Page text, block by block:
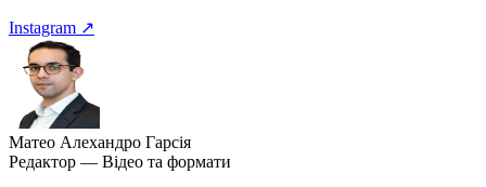
Instagram ↗
Матео Алехандро Гарсія
Редактор — Відео та формати